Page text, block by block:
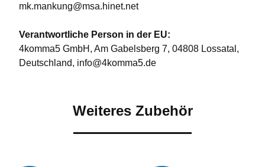
mk.mankung@msa.hinet.net
Verantwortliche Person in der EU:
4komma5 GmbH, Am Gabelsberg 7, 04808 Lossatal,
Deutschland, info@4komma5.de
Weiteres Zubehör